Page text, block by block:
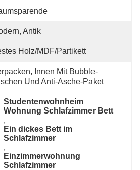
Antik
Holz/MDF/Partikett
Innen Mit Bubble-
Und Anti-Asche-Paket
Studentenwohnheim
Wohnung Schlafzimmer Bett
,
Ein dickes Bett im
Schlafzimmer
,
Einzimmerwohnung
Schlafzimmer